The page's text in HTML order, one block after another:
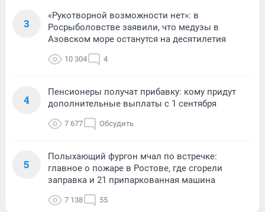
3
«Рукотворной возможности нет»: в
Росрыболовстве заявили, что медузы в
Азовском море останутся на десятилетия
10 304 4
4
Пенсионеры получат прибавку: кому придут
дополнительные выплаты с 1 сентября
7 677 Обсудить
5
Полыхающий фургон мчал по встречке:
главное о пожаре в Ростове, где сгорели
заправка и 21 припаркованная машина
7 138 55